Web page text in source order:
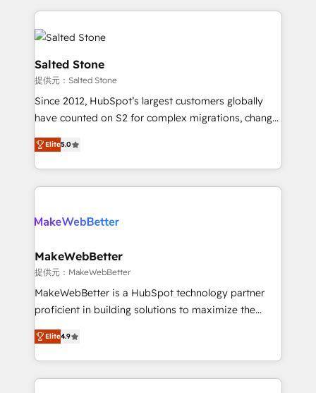
we de-risk complex CRM programmes and
accelerate ROI across every HubSpot Hub. 🧭 From
multi-region migrations to AI-powered automation,
we turn complexity into clarity, human at global
scale. 🏆 HubSpot’s CEO called us “the partner of the
future.” Others agree it is proof of trust built through
measurable impact.
Salted Stone
提供元：Salted Stone
Since 2012, HubSpot’s largest customers globally
have counted on S2 for complex migrations, change
management, systems integration, and creative
solutions that deliver measurable impact and
transform brand experiences As one of the few full-
service creative agencies in the HubSpot
winning design to build scalable, globally
marketing campaigns, & RevOps frameworks that
fuel long-term success We connect the entire
customer lifecycle through seamless integrations,
ensure long-term adoption with change-
and service to drive sustainable growth With 6 key
HubSpot accreditations and experience across
Elite5.0
MakeWebBetter
提供元：MakeWebBetter
MakeWebBetter is a HubSpot technology partner
proficient in building solutions to maximize the
operational efficiency of HubSpot. The fastest-
growing tech-enabler & facilitator, MakeWebBetter,
hands you the blend of HubSpot expertise &
eminent solutions & integrations. Trust us to
Elite4.9